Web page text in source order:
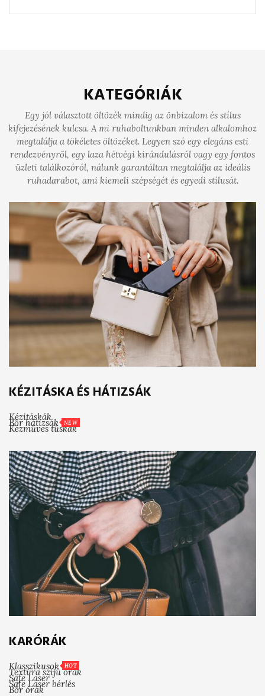
KATEGÓRIÁK
Egy jól választott öltözék mindig az önbizalom és stílus
kifejezésének kulcsa. A mi ruhaboltunkban minden alkalomhoz
megtalálja a tökéletes öltözéket. Legyen szó egy elegáns esti
rendezvényről, egy laza hétvégi kirándulásról vagy egy fontos
üzleti találkozóról, nálunk garantáltan megtalálja az ideális
ruhadarabot, ami kiemeli szépségét és egyedi stílusát.
KÉZITÁSKA ÉS HÁTIZSÁK
Kézitáskák
Bőr hátizsák NEW
Kézműves tűskák
KARÓRÁK
Klasszikusok HOT
Textúra szíjú órák
Safe Laser
Safe Laser bérlés
Bőr órák